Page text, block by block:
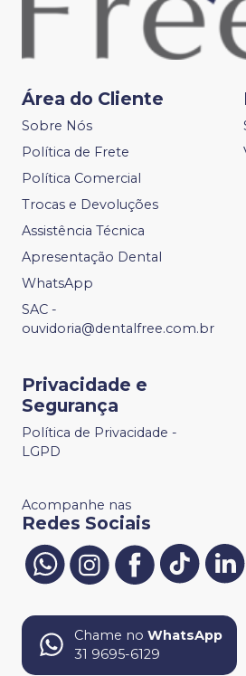
Área do Cliente
Sobre Nós
Política de Frete
Política Comercial
Trocas e Devoluções
Assistência Técnica
Apresentação Dental
WhatsApp
SAC -
ouvidoria@dentalfree.com.br
Privacidade e
Segurança
Política de Privacidade -
LGPD
Acompanhe nas
Redes Sociais
Chame no WhatsApp
31 9695-6129